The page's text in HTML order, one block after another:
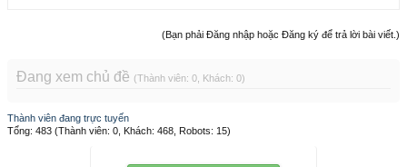
(Bạn phải Đăng nhập hoặc Đăng ký để trả lời bài viết.)
Đang xem chủ đề (Thành viên: 0, Khách: 0)
Thành viên đang trực tuyến
Tổng: 483 (Thành viên: 0, Khách: 468, Robots: 15)